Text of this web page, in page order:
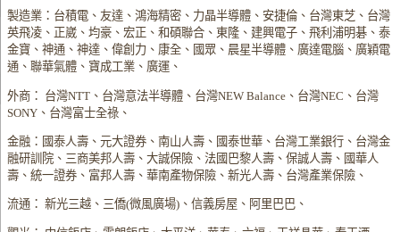
製造業：台積電、友達、鴻海精密、力晶半導體、安捷倫、台灣東芝、台灣
英飛凌、正崴、均豪、宏正、和碩聯合、東隆、建興電子、飛利浦明碁、泰
金寶、神通、神達、偉創力、康全、國眾、晨星半導體、廣達電腦、廣穎電
通、聯華氣體、寶成工業、廣運、
外商： 台灣NTT、台灣意法半導體、台灣NEW Balance、台灣NEC、台灣
SONY、台灣富士全祿、
金融：國泰人壽、元大證券、南山人壽、國泰世華、台灣工業銀行、台灣金
融研訓院、三商美邦人壽、大誠保險、法國巴黎人壽、保誠人壽、國華人
壽、統一證券、富邦人壽、華南產物保險、新光人壽、台灣產業保險、
流通： 新光三越、三僑(微風廣場)、信義房屋、阿里巴巴、